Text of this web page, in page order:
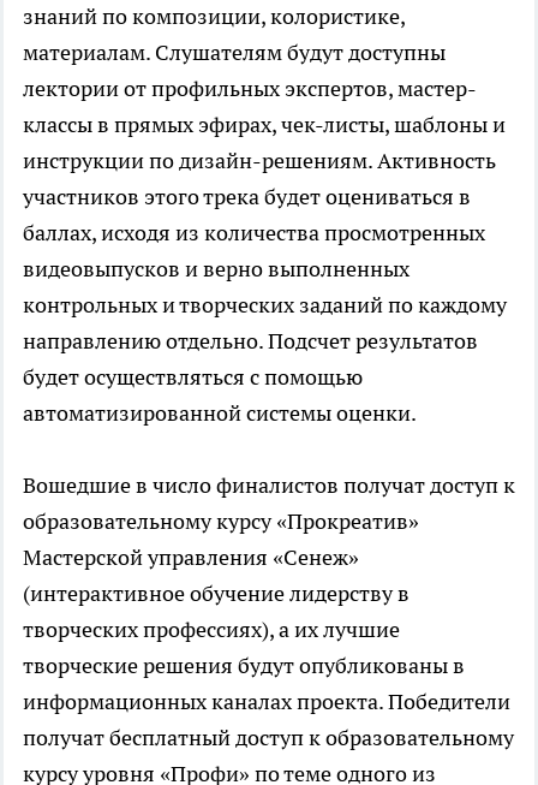
знаний по композиции, колористике,
материалам. Слушателям будут доступны
лектории от профильных экспертов, мастер-
классы в прямых эфирах, чек-листы, шаблоны и
инструкции по дизайн-решениям. Активность
участников этого трека будет оцениваться в
баллах, исходя из количества просмотренных
видеовыпусков и верно выполненных
контрольных и творческих заданий по каждому
направлению отдельно. Подсчет результатов
будет осуществляться с помощью
автоматизированной системы оценки.
Вошедшие в число финалистов получат доступ к
образовательному курсу «Прокреатив»
Мастерской управления «Сенеж»
(интерактивное обучение лидерству в
творческих профессиях), а их лучшие
творческие решения будут опубликованы в
информационных каналах проекта. Победители
получат бесплатный доступ к образовательному
курсу уровня «Профи» по теме одного из